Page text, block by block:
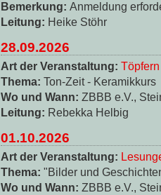
Bemerkung: Anmeldung
Leitung: Heike Stöhr
28.09.2026
Art der Veranstaltung: Töpfern
Thema: Ton-Zeit - Keramikkurs
Wo und Wann: ZBBB e.V.,
Leitung: Rebekka Helbig
01.10.2026
Art der Veranstaltung:
Thema: "Bilder und
Wo und Wann: ZBBB e.V.,